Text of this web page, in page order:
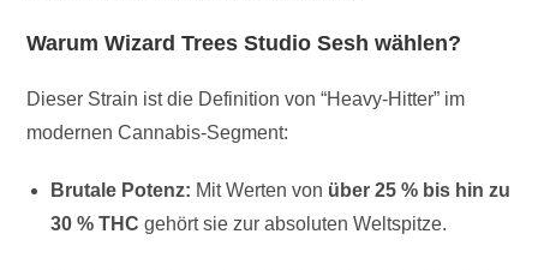
Warum Wizard Trees Studio Sesh wählen?
Dieser Strain ist die Definition von “Heavy-Hitter” im
modernen Cannabis-Segment:
Brutale Potenz: Mit Werten von über 25 % bis hin zu
30 % THC gehört sie zur absoluten Weltspitze.